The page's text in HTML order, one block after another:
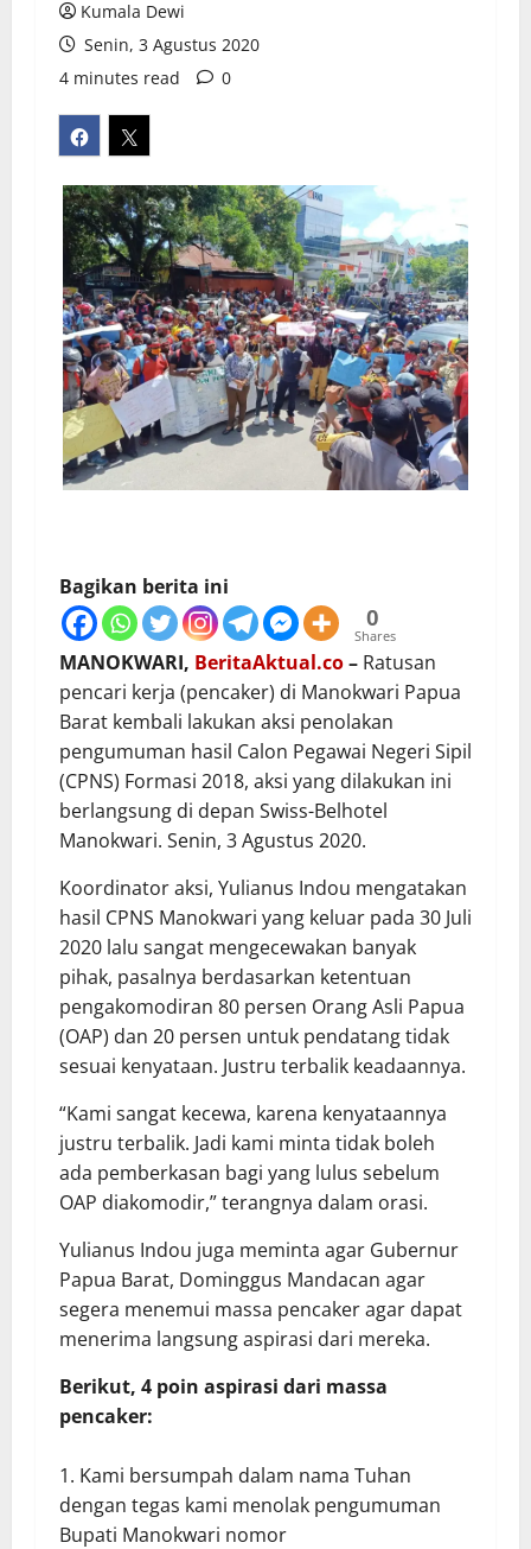
Kumala Dewi
Senin, 3 Agustus 2020
4 minutes read
0
Bagikan berita ini
0
Shares
MANOKWARI, BeritaAktual.co– Ratusan
pencari kerja (pencaker) di Manokwari Papua
Barat kembali lakukan aksi penolakan
pengumuman hasil Calon Pegawai Negeri Sipil
(CPNS) Formasi 2018, aksi yang dilakukan ini
berlangsung di depan Swiss-Belhotel
Manokwari. Senin, 3 Agustus 2020.
Koordinator aksi, Yulianus Indou mengatakan
hasil CPNS Manokwari yang keluar pada 30 Juli
2020 lalu sangat mengecewakan banyak
pihak, pasalnya berdasarkan ketentuan
pengakomodiran 80 persen Orang Asli Papua
(OAP) dan 20 persen untuk pendatang tidak
sesuai kenyataan. Justru terbalik keadaannya.
“Kami sangat kecewa, karena kenyataannya
justru terbalik. Jadi kami minta tidak boleh
ada pemberkasan bagi yang lulus sebelum
OAP diakomodir,” terangnya dalam orasi.
Yulianus Indou juga meminta agar Gubernur
Papua Barat, Dominggus Mandacan agar
segera menemui massa pencaker agar dapat
menerima langsung aspirasi dari mereka.
Berikut, 4 poin aspirasi dari massa
pencaker:
Kami bersumpah dalam nama Tuhan
dengan tegas kami menolak pengumuman
Bupati Manokwari nomor